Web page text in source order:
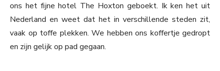
ons het fijne hotel The Hoxton geboekt. Ik ken het uit
Nederland en weet dat het in verschillende steden zit,
vaak op toffe plekken. We hebben ons koffertje gedropt
en zijn gelijk op pad gegaan.